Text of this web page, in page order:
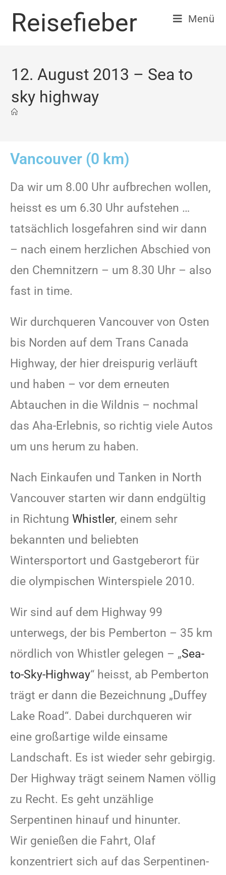
Reisefieber Menü
12. August 2013 – Sea to
sky highway
Vancouver (0 km)
Da wir um 8.00 Uhr aufbrechen wollen,
heisst es um 6.30 Uhr aufstehen …
tatsächlich losgefahren sind wir dann
– nach einem herzlichen Abschied von
den Chemnitzern – um 8.30 Uhr – also
fast in time.
Wir durchqueren Vancouver von Osten
bis Norden auf dem Trans Canada
Highway, der hier dreispurig verläuft
und haben – vor dem erneuten
Abtauchen in die Wildnis – nochmal
das Aha-Erlebnis, so richtig viele Autos
um uns herum zu haben.
Nach Einkaufen und Tanken in North
Vancouver starten wir dann endgültig
in Richtung Whistler, einem sehr
bekannten und beliebten
Wintersportort und Gastgeberort für
die olympischen Winterspiele 2010.
Wir sind auf dem Highway 99
unterwegs, der bis Pemberton – 35 km
nördlich von Whistler gelegen – „Sea-
to-Sky-Highway“ heisst, ab Pemberton
trägt er dann die Bezeichnung „Duffey
Lake Road“. Dabei durchqueren wir
eine großartige wilde einsame
Landschaft. Es ist wieder sehr gebirgig.
Der Highway trägt seinem Namen völlig
zu Recht. Es geht unzählige
Serpentinen hinauf und hinunter.
Wir genießen die Fahrt, Olaf
konzentriert sich auf das Serpentinen-